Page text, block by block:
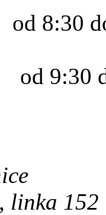
8:30
do
linka 152